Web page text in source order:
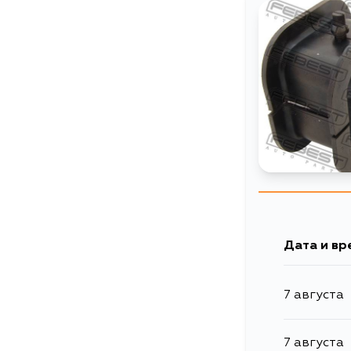
Дата и
7 августа
7 августа